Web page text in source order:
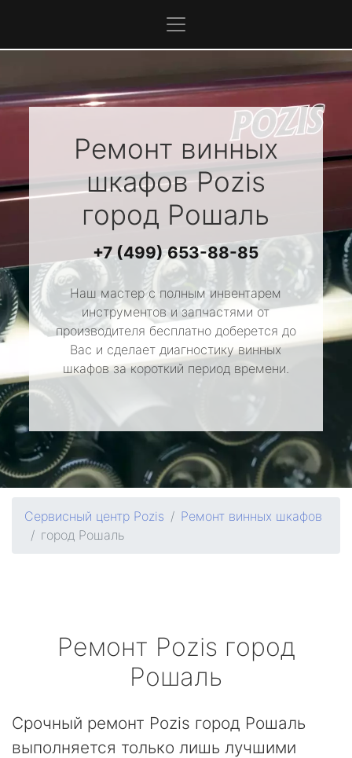
Ремонт винных
шкафовPozis
город Рошаль
+7 (499) 653-88-85
Наш мастер с полным инвентарем
инструментов и запчастями от
производителя бесплатно доберется до
Вас и сделает диагностику винных
шкафов за короткий период времени.
Сервисный центр Pozis
Ремонт винных шкафов
город Рошаль
Ремонт Pozis город
Рошаль
Срочный ремонт Pozis город Рошаль
выполняется только лишь лучшими